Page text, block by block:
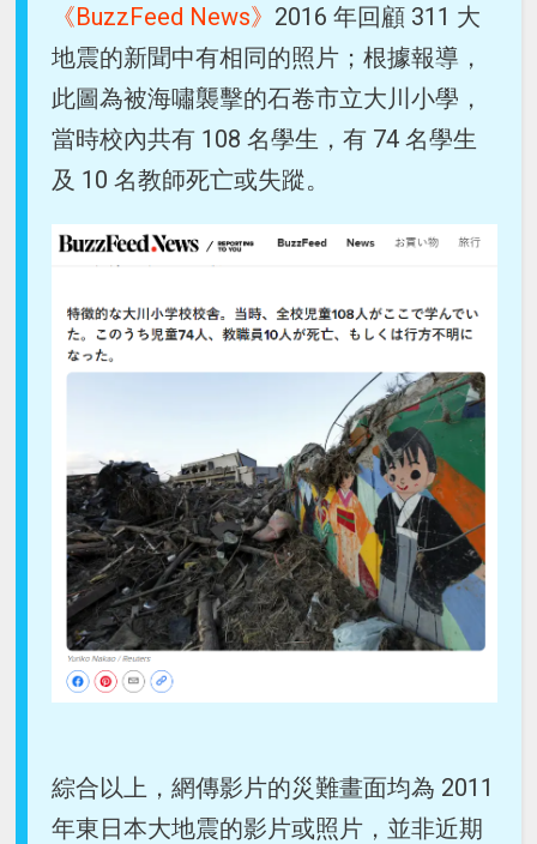
《BuzzFeed News》 2016 年回顧 311 大
地震的新聞中有相同的照片；根據報導，
此圖為被海嘯襲擊的石卷市立大川小學，
當時校內共有 108 名學生，有 74 名學生
及 10 名教師死亡或失蹤。
綜合以上，網傳影片的災難畫面均為 2011
年東日本大地震的影片或照片，並非近期